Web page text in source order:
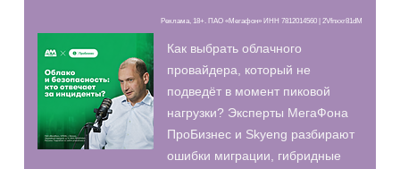
Реклама, 18+. ПАО «Мегафон» ИНН 7812014560 | 2Vfnxxr81dM
Как выбрать облачного
провайдера, который не
подведёт в момент пиковой
нагрузки? Эксперты МегаФона
ПроБизнес и Skyeng разбирают
ошибки миграции, гибридные